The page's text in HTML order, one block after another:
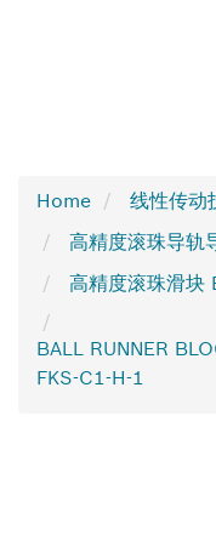
Home 线性传动
高精度滚珠导轨
高精度滚珠滑块
BALL RUNNER
FKS-C1-H-1